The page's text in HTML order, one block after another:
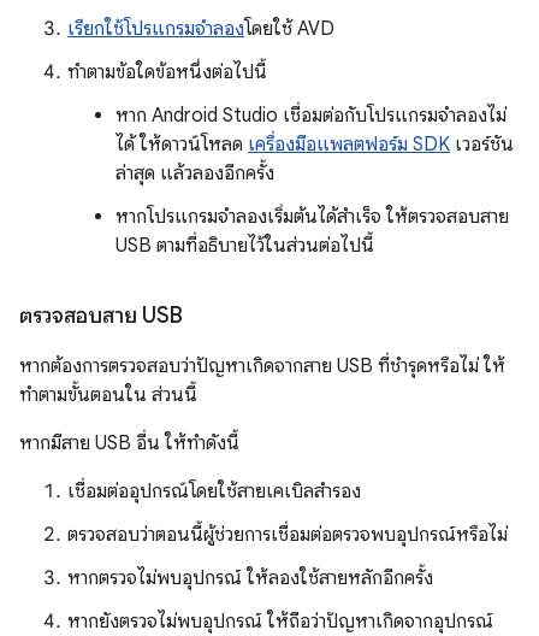
เรียกใช้โปรแกรมจำลองโดยใช้ AVD
ทำตามข้อใดข้อหนึ่งต่อไปนี้
หาก Android Studio เชื่อมต่อกับโปรแกรมจำลองไม่
ได้ ให้ดาวน์โหลด เครื่องมือแพลตฟอร์ม SDK เวอร์ชัน
ล่าสุด แล้วลองอีกครั้ง
หากโปรแกรมจำลองเริ่มต้นได้สำเร็จ ให้ตรวจสอบสาย
USB ตามที่อธิบายไว้ในส่วนต่อไปนี้
ตรวจสอบสาย USB
หากต้องการตรวจสอบว่าปัญหาเกิดจากสาย USB ที่ชำรุดหรือไม่ ให้
ทำตามขั้นตอนใน ส่วนนี้
หากมีสาย USB อื่น ให้ทำดังนี้
เชื่อมต่ออุปกรณ์โดยใช้สายเคเบิลสำรอง
ตรวจสอบว่าตอนนี้ผู้ช่วยการเชื่อมต่อตรวจพบอุปกรณ์หรือไม่
หากตรวจไม่พบอุปกรณ์ ให้ลองใช้สายหลักอีกครั้ง
หากยังตรวจไม่พบอุปกรณ์ ให้ถือว่าปัญหาเกิดจากอุปกรณ์